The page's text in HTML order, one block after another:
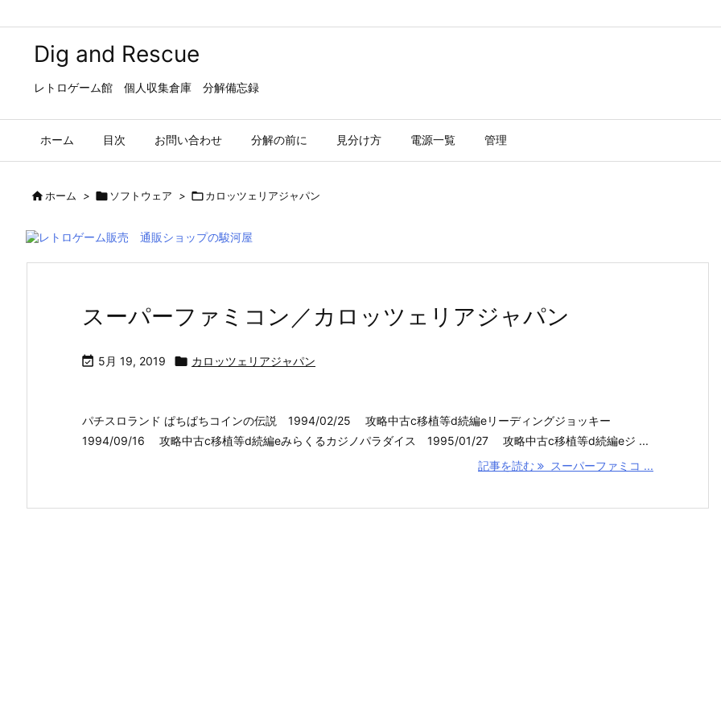
Dig and Rescue
レトロゲーム館 個人収集倉庫 分解備忘録
ホーム 目次 お問い合わせ 分解の前に 見分け方 電源一覧 管理
ホーム >  ソフトウェア > カロッツェリアジャパン
スーパーファミコン／カロッツェリアジャパン
 5月 19, 2019  カロッツェリアジャパン
パチスロランド ぱちぱちコインの伝説 1994/02/25 攻略中古c移植等d続編eリーディングジョッキー
1994/09/16 攻略中古c移植等d続編eみらくるカジノパラダイス 1995/01/27 攻略中古c移植等d続編eジ ...
記事を読む
スーパーファミコ ...